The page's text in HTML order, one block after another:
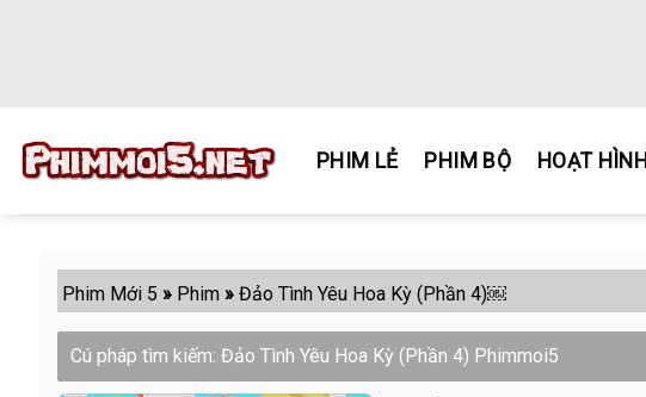
PHIM LẺ PHIM BỘ HOẠT HÌNH
Phim Mới 5 » Phim » Đảo Tình Yêu Hoa Kỳ (Phần 4)￼
Cú pháp tìm kiếm: Đảo Tình Yêu Hoa Kỳ (Phần 4) Phimmoi5